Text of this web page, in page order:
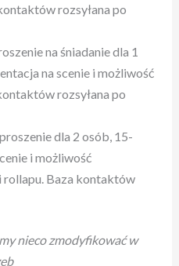
rozsyłana po
na śniadanie dla 1
na scenie i możliwość
rozsyłana po
dla 2 osób, 15-
i możliwość
Baza kontaktów
nieco zmodyfikować w